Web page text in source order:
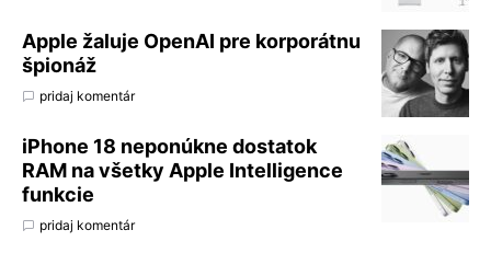
Apple žaluje OpenAI pre korporátnu
špionáž
pridaj komentár
iPhone 18 neponúkne dostatok
RAM na všetky Apple Intelligence
funkcie
pridaj komentár